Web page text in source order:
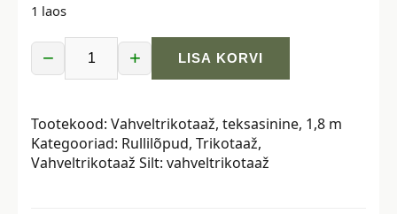
1 laos
−
Vahveltrikotaaž,
teksasinine,
m
kogus
+ LISA KORVI
Tootekood: Vahveltrikotaaž, teksasinine, 1,8 m
Kategooriad: Rullilõpud, Trikotaaž,
Vahveltrikotaaž Silt: vahveltrikotaaž